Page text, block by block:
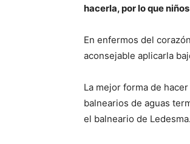
hacerla, por lo que
En enfermos del
aconsejable aplicarla
La mejor forma de
balnearios de aguas
el balneario de Ledesma.